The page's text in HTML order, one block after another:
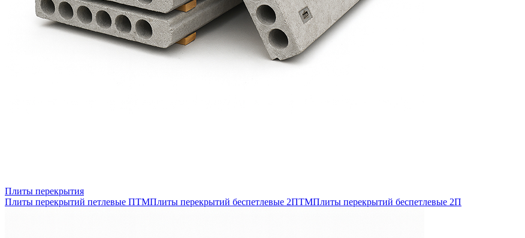
Плиты перекрытия
Плиты перекрытий петлевые ПТМПлиты перекрытий беспетлевые 2ПТМПлиты перекрытий беспетлевые 2П